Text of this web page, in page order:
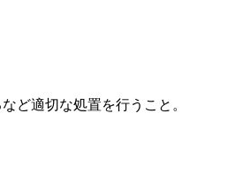
ど適切な処置を行うこと。